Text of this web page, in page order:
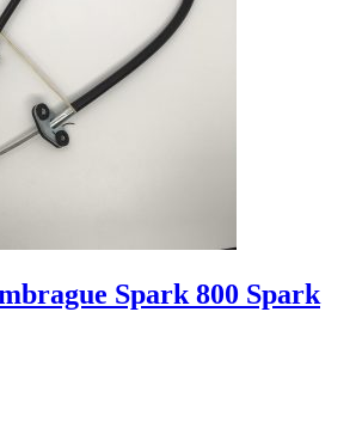
Spark 800 Spark